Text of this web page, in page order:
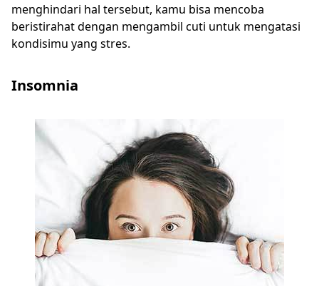
menghindari hal tersebut, kamu bisa mencoba
beristirahat dengan mengambil cuti untuk mengatasi
kondisimu yang stres.
Insomnia